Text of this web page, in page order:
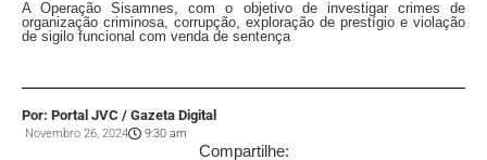
A Operação Sisamnes, com o objetivo de investigar crimes de
organização criminosa, corrupção, exploração de prestígio e violação
de sigilo funcional com venda de sentença
Por: Portal JVC / Gazeta Digital
Novembro 26, 2024 9:30 am
Compartilhe: